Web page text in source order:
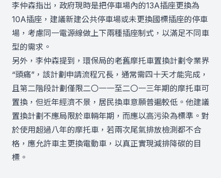
李仲森指出，政府現時是把停車場內的13A插座更換為
10A插座，建議新建公共停車場或未更換國標插座的停車
場，考慮同一電源線做上下兩種插座制式，以滿足不同車
型的需求。
另外，李仲森提到，環保局的老舊摩托車置換計劃令業界
“頭痛”，該計劃申請流程冗長，通常需四十天才能完成，
且第二階段計劃僅限二〇一一至二〇一三年期的摩托車可
置換，但近年經濟不景，居民換車意願普遍較低。他建議
置換計劃不應局限於車輛年期，而應以高污染為標準。對
於使用超過八年的摩托車，若兩次尾氣排放檢測都不合
格，應允許車主更換電動車，以真正實現減排降碳的目
標。